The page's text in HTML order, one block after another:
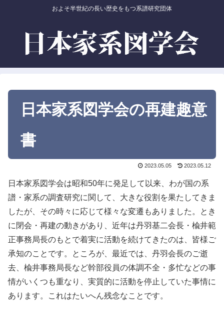
およそ半世紀の長い歴史をもつ系譜研究団体
日本家系図学会の再建趣意
書
2023.05.05 2023.05.12
日本家系図学会は昭和50年に発足して以来、わが国の系
譜・家系の調査研究に関して、大きな役割を果たしてきま
したが、その時々に応じて様々な変遷もありました。とき
に閉会・再建の動きがあり、近年は丹羽基二会長・楡井範
正事務局長のもとで着実に活動を続けてきたのは、皆様ご
承知のことです。ところが、最近では、丹羽会長のご逝
去、楡井事務局長など幹部役員の体調不全・多忙などの事
情がいくつも重なり、実質的に活動を停止していた事情に
あります。これはたいへん残念なことです。